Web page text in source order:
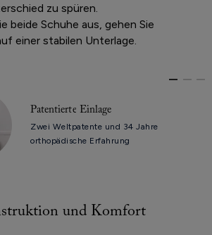
zu spüren.
beide Schuhe aus, gehen Sie
einer stabilen Unterlage.
Patentierte Einlage
Zwei Weltpatente und 34 Jahre
orthopädische Erfahrung
und Komfort